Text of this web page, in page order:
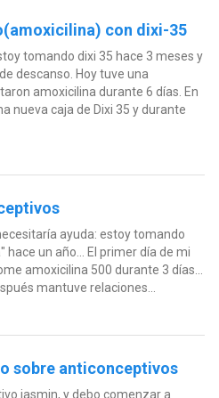
con dixi-35
tomando dixi 35 hace 3 meses y
descanso. Hoy tuve una
amoxicilina durante 6 días. En
nueva caja de Dixi 35 y durante
ayuda: estoy tomando
un año... El primer día de mi
amoxicilina 500 durante 3 días...
mantuve relaciones...
sobre anticonceptivos
jasmin, y debo comenzar a